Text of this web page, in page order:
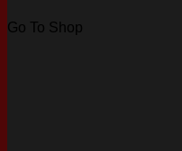
Go To Shop